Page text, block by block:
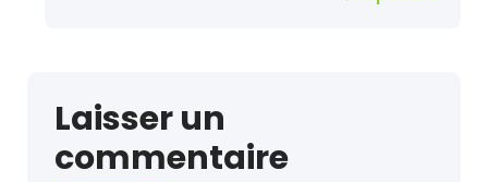
Laisser un
commentaire